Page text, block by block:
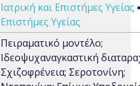
Ιατρική και Επιστήμες Υγείας
Επιστήμες Υγείας
Πειραματικό μοντέλο;
Ιδεοψυχαναγκαστική
Σχιζοφρένεια; Σεροτονίνη;